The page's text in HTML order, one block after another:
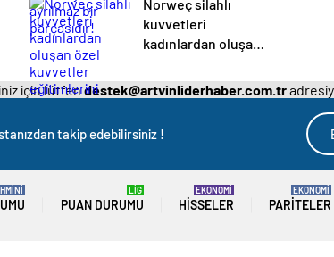
ayrılmaz bir
parçasıdır!
Norweç silahlı
kuvvetleri
kadınlardan oluşan
eğitimlerini başlattı.
için lütfendestek@artvinliderhaber.com.tr
takip edebilirsiniz !
PUAN DURUMU
LİG
HISSELER
EKONOMİ
PARITELER
EKONOMİ